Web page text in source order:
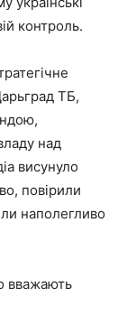
контроль.
ТБ,
над
висунуло
повірили
наполегливо
вважають